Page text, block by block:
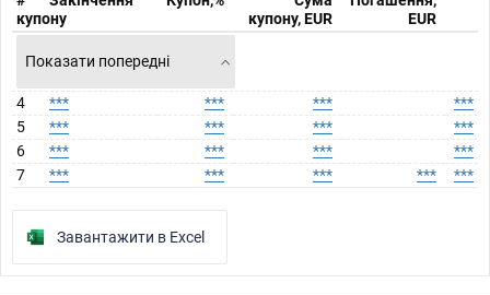
купону
купону, EUR
EUR
Показати попередні
4 *** *** ***
***
5
*** *** ***
***
6
*** *** ***
***
7
*** *** *** *** ***
Завантажити в Excel